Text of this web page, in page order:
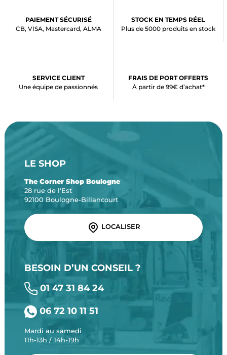
PAIEMENT SÉCURISÉ
CB, VISA, Mastercard, ALMA
STOCK EN TEMPS RÉEL
Plus de 5000 produits en stock
SERVICE CLIENT
Une équipe de passionnés
FRAIS DE PORT OFFERTS
À partir de 99€ d’achat*
LE SHOP
The Corner Shop Boulogne
28 rue de l'Est
92100 Boulogne-Billancourt
LOCALISER
BESOIN D’UN CONSEIL ?
01 47 31 84 24
06 72 10 11 51
Mardi au samedi
11h-13h / 14h-19h